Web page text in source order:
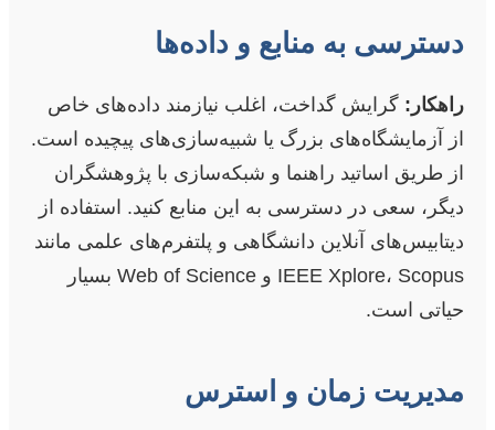
دسترسی به منابع و داده‌ها
راهکار: گرایش گداخت، اغلب نیازمند داده‌های خاص
از آزمایشگاه‌های بزرگ یا شبیه‌سازی‌های پیچیده است.
از طریق اساتید راهنما و شبکه‌سازی با پژوهشگران
دیگر، سعی در دسترسی به این منابع کنید. استفاده از
دیتابیس‌های آنلاین دانشگاهی و پلتفرم‌های علمی مانند
IEEE Xplore، Scopus و Web of Science بسیار
حیاتی است.
مدیریت زمان و استرس